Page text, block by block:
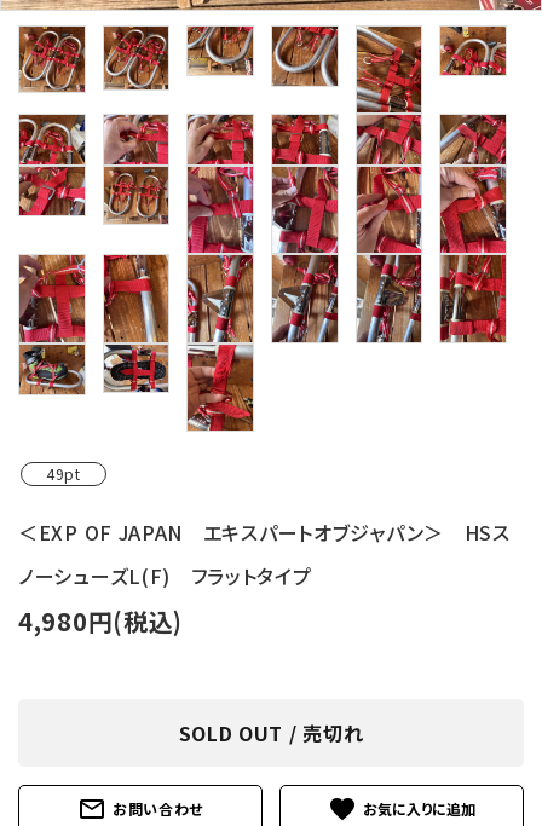
INFORMATION
ようこそ ゲスト 様
meeting_room ログイン person 新規会員登録
49pt
＜EXP OF JAPAN エキスパートオブジャパン＞ HSス
ノーシューズL(F) フラットタイプ
4,980円(税込)
SOLD OUT / 売切れ
mail_outline お問い合わせ favorite